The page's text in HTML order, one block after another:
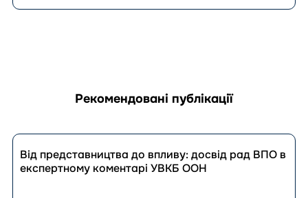
Рекомендовані публікації
Перейти
до
публікації
Від представництва до впливу: досвід рад ВПО в
експертному коментарі УВКБ ООН